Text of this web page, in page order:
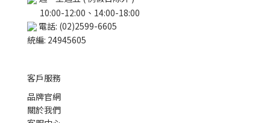
10:00-12:00、14:00-18:00
電話: (02)2599-6605
統編: 24945605
客戶服務
品牌官網
關於我們